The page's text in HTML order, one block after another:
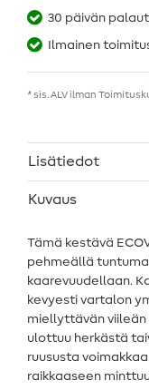
30 päivän
Ilmainen
* sis. ALV ilman
Lisätiedot
Kuvaus
Tämä kestävä
pehmeällä
kaarevuudellaan.
kevyesti vartalon
miellyttävän viileän
ulottuu herkästä
ruususta
raikkaaseen